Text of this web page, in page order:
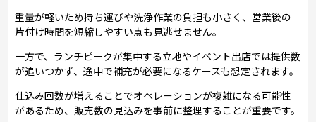
重量が軽いため持ち運びや洗浄作業の負担も小さく、営業後の
片付け時間を短縮しやすい点も見逃せません。
一方で、ランチピークが集中する立地やイベント出店では提供数
が追いつかず、途中で補充が必要になるケースも想定されます。
仕込み回数が増えることでオペレーションが複雑になる可能性
があるため、販売数の見込みを事前に整理することが重要です。